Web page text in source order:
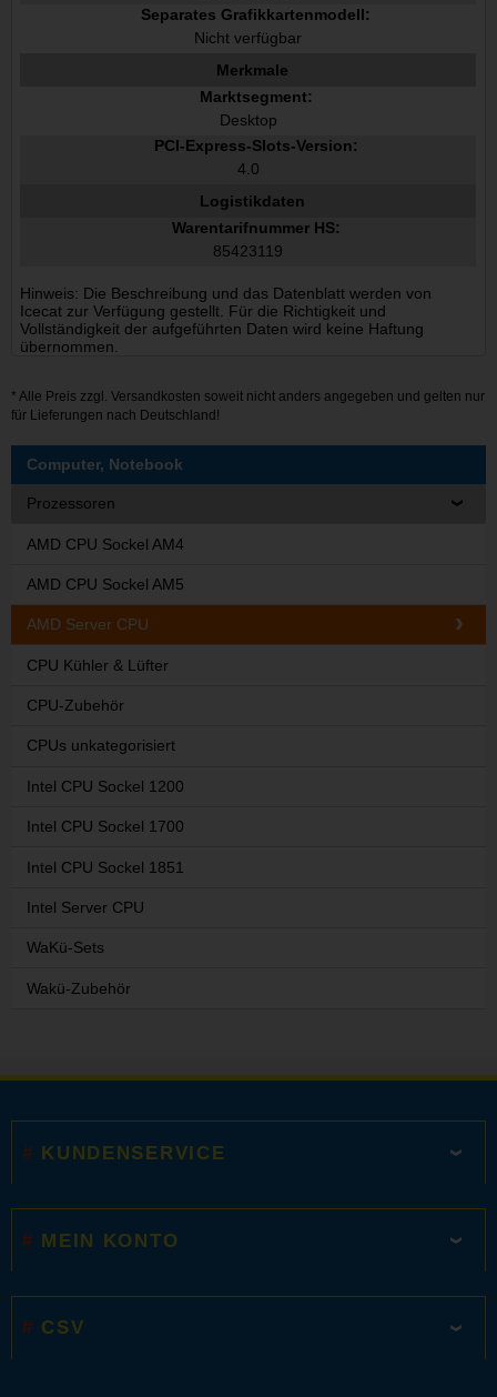
Separates Grafikkartenmodell:
Nicht verfügbar
Merkmale
Marktsegment:
Desktop
PCI-Express-Slots-Version:
4.0
Logistikdaten
Warentarifnummer HS:
85423119
Hinweis: Die Beschreibung und das Datenblatt werden von
Icecat zur Verfügung gestellt. Für die Richtigkeit und
Vollständigkeit der aufgeführten Daten wird keine Haftung
übernommen.
* Alle Preis zzgl. Versandkosten soweit nicht anders angegeben und gelten nur
für Lieferungen nach Deutschland!
Computer, Notebook
Prozessoren
AMD CPU Sockel AM4
AMD CPU Sockel AM5
AMD Server CPU
CPU Kühler & Lüfter
CPU-Zubehör
CPUs unkategorisiert
Intel CPU Sockel 1200
Intel CPU Sockel 1700
Intel CPU Sockel 1851
Intel Server CPU
WaKü-Sets
Wakü-Zubehör
KUNDENSERVICE
MEIN KONTO
CSV